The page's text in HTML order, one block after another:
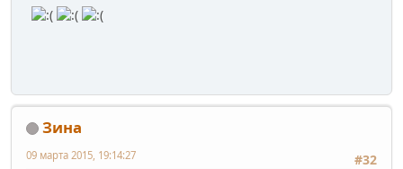
Зина
#32
09 марта 2015, 19:14:27